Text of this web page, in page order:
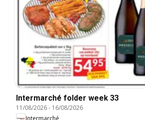
Intermarché folder week 33
11/08/2026- 16/08/2026
Intermarché